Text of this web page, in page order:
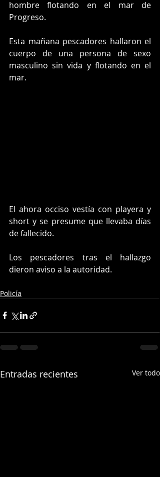
hombre flotando en el mar de
Progreso.
Esta mañana pescadores hallaron el
cuerpo de una persona de sexo
masculino sin vida y flotando en el
mar.
El ahora occiso vestía con playera y
short y se presume que llevaba días
de fallecido.
Los pescadores tras el hallazgo
dieron aviso a la autoridad.
Policía
Entradas recientes Ver todo